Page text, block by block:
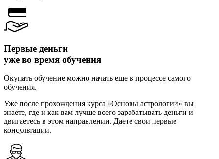
Первые деньги
уже во время обучения​
Окупать обучение можно начать еще в процессе самого
обучения.
Уже после прохождения курса «Основы астрологии» вы
знаете, где и как вам лучше всего зарабатывать деньги и
двигаетесь в этом направлении. Даете свои первые
консультации.